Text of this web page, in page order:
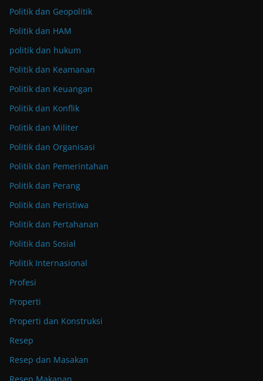
Politik dan Geopolitik
Politik dan HAM
politik dan hukum
Politik dan Keamanan
Politik dan Keuangan
Politik dan Konflik
Politik dan Militer
Politik dan Organisasi
Politik dan Pemerintahan
Politik dan Perang
Politik dan Peristiwa
Politik dan Pertahanan
Politik dan Sosial
Politik Internasional
Profesi
Properti
Properti dan Konstruksi
Resep
Resep dan Masakan